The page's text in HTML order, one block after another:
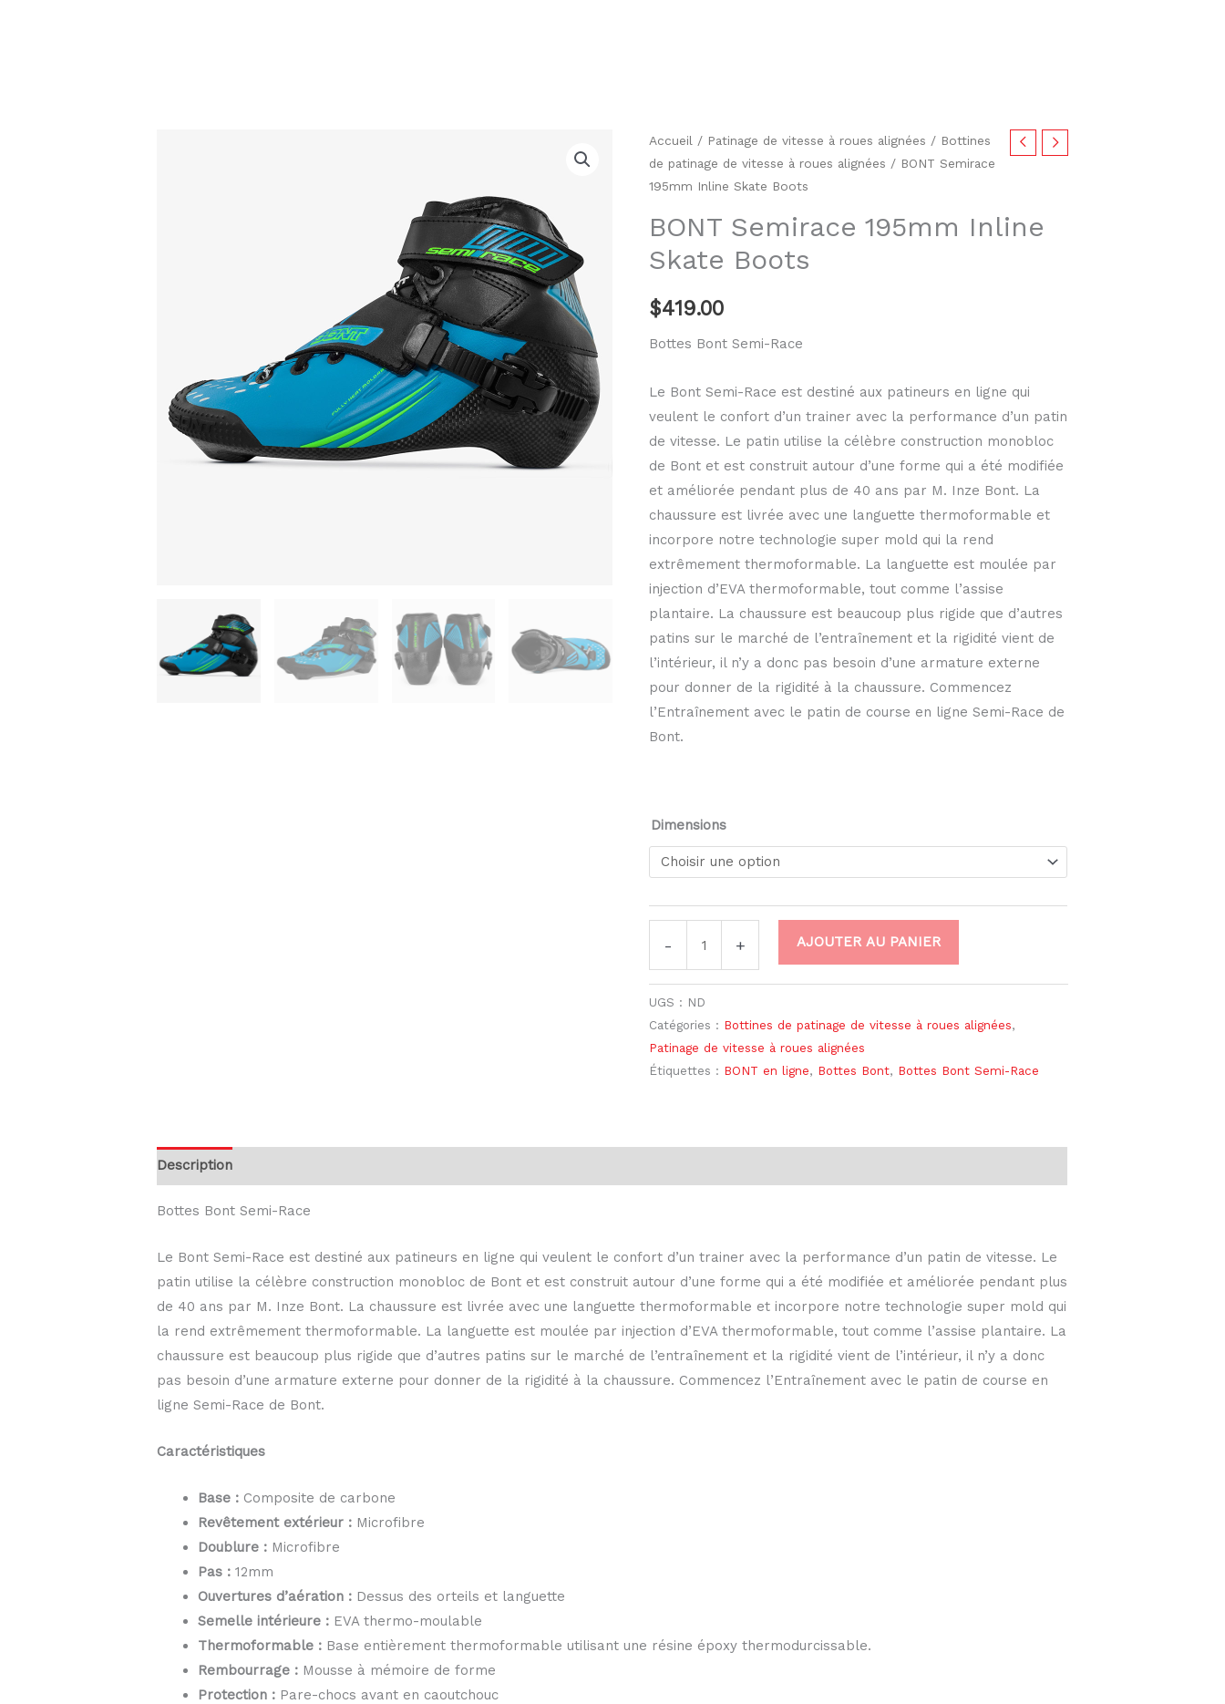
Accueil / Patinage de vitesse à roues alignées / Bottines
de patinage de vitesse à roues alignées / BONT Semirace
195mm Inline Skate Boots
BONT Semirace 195mm Inline
Skate Boots
$419.00
Bottes Bont Semi-Race
Le Bont Semi-Race est destiné aux patineurs en ligne qui
veulent le confort d’un trainer avec la performance d’un patin
de vitesse. Le patin utilise la célèbre construction monobloc
de Bont et est construit autour d’une forme qui a été modifiée
et améliorée pendant plus de 40 ans par M. Inze Bont. La
chaussure est livrée avec une languette thermoformable et
incorpore notre technologie super mold qui la rend
extrêmement thermoformable. La languette est moulée par
injection d’EVA thermoformable, tout comme l’assise
plantaire. La chaussure est beaucoup plus rigide que d’autres
patins sur le marché de l’entraînement et la rigidité vient de
l’intérieur, il n’y a donc pas besoin d’une armature externe
pour donner de la rigidité à la chaussure. Commencez
l’Entraînement avec le patin de course en ligne Semi-Race de
Bont.
Dimensions
-
quantité
de
BONT
195mm
Inline
Boots
+ AJOUTER AU PANIER
UGS : ND
Catégories : Bottines de patinage de vitesse à roues alignées,
Patinage de vitesse à roues alignées
Étiquettes : BONT en ligne, Bottes Bont, Bottes Bont Semi-Race
Description
Bottes Bont Semi-Race
Le Bont Semi-Race est destiné aux patineurs en ligne qui veulent le confort d’un trainer avec la performance d’un patin de vitesse. Le
patin utilise la célèbre construction monobloc de Bont et est construit autour d’une forme qui a été modifiée et améliorée pendant plus
de 40 ans par M. Inze Bont. La chaussure est livrée avec une languette thermoformable et incorpore notre technologie super mold qui
la rend extrêmement thermoformable. La languette est moulée par injection d’EVA thermoformable, tout comme l’assise plantaire. La
chaussure est beaucoup plus rigide que d’autres patins sur le marché de l’entraînement et la rigidité vient de l’intérieur, il n’y a donc
pas besoin d’une armature externe pour donner de la rigidité à la chaussure. Commencez l’Entraînement avec le patin de course en
ligne Semi-Race de Bont.
Caractéristiques
Base : Composite de carbone
Revêtement extérieur : Microfibre
Doublure : Microfibre
Pas : 12mm
Ouvertures d’aération : Dessus des orteils et languette
Semelle intérieure : EVA thermo-moulable
Thermoformable : Base entièrement thermoformable utilisant une résine époxy thermodurcissable.
Rembourrage : Mousse à mémoire de forme
Protection : Pare-chocs avant en caoutchouc